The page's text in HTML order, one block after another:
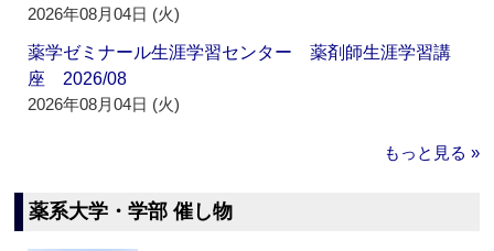
2026年08月04日 (火)
薬学ゼミナール生涯学習センター 薬剤師生涯学習講
座 2026/08
2026年08月04日 (火)
もっと見る »
薬系大学・学部 催し物